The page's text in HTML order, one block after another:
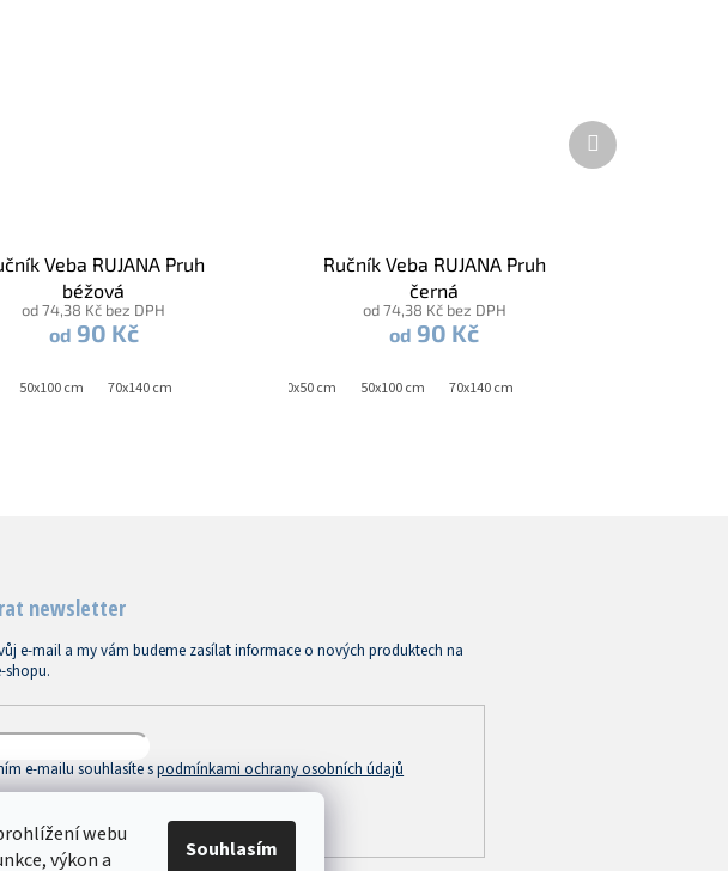
webu
výkon a
Souhlasím
Veba RUJANA Pruh
béžová
od 74,38 Kč bez DPH
od 90 Kč
50x100 cm 70x140 cm
Ručník Veba RUJANA Pruh
černá
od 74,38 Kč bez DPH
od 90 Kč
30x50 cm 50x100 cm 70x140 cm
Další
produkt
newsletter
e-mail a my vám budeme zasílat informace o nových produktech na
shopu.
e-mailu souhlasíte spodmínkami ochrany osobních údajů
SE